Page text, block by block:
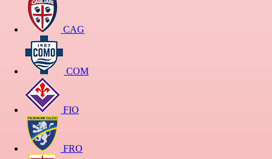
CAG
COM
FIO
FRO